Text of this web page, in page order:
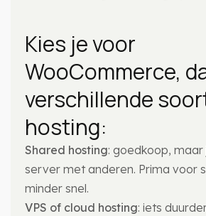
Kies je voor
WooCommerce,
verschillende
hosting:
Shared hosting: goedkoop,
server met anderen. Prima voor
minder snel.
VPS of cloud hosting: iets